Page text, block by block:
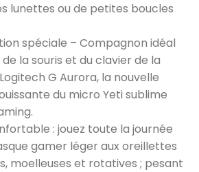
lunettes ou de petites boucles
spéciale – Compagnon idéal
la souris et du clavier de la
G Aurora, la nouvelle
du micro Yeti sublime
: jouez toute la journée
gamer léger aux oreillettes
moelleuses et rotatives ; pesant